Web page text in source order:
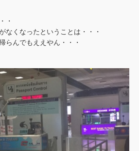
・
なくなったということは・・・
らんでもええやん・・・